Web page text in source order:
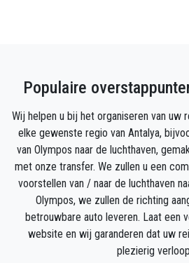
Olympos en de fascinerende
zich beide in de buurt van
Olympos en Çıralı in het
Zowel Olympos als Çıralı zijn
te leunen en uit te rusten van
bezienswaardigheden, en het
dat tussen de twee dorpen
attractie voor toeristen.
Populaire
Wij helpen u bij het organiseren van uw
elke gewenste regio van Antalya,
van Olympos naar de luchthaven,
met onze transfer. We zullen u een
voorstellen van / naar de luchthaven
Olympos, we zullen de richting
betrouwbare auto leveren. Laat een
website en wij garanderen dat uw
plezierig